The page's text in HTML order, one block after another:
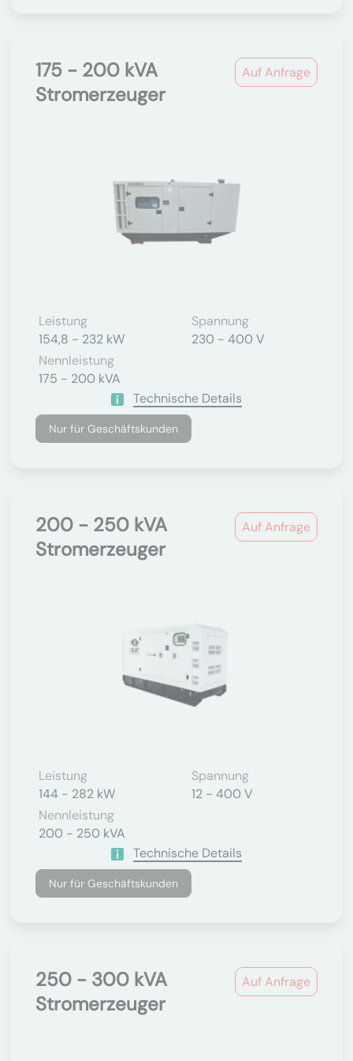
Auf Anfrage
175 - 200 kVA
Stromerzeuger
Leistung
154,8 - 232 kW
Spannung
230 - 400 V
Nennleistung
175 - 200 kVA
Technische Details
Nur für Geschäftskunden
Auf Anfrage
200 - 250 kVA
Stromerzeuger
Leistung
144 - 282 kW
Spannung
12 - 400 V
Nennleistung
200 - 250 kVA
Technische Details
Nur für Geschäftskunden
Auf Anfrage
250 - 300 kVA
Stromerzeuger